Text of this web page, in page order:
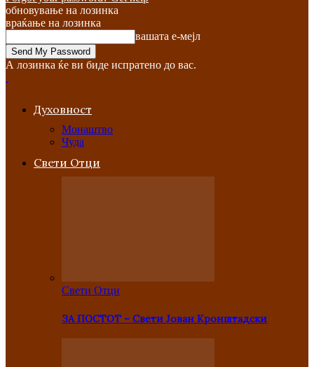
обновување на лозинка
враќање на лозинка
вашата е-мејл
А лозинка ќе ви биде испратено до вас.
Духовност
Монаштво
Чуда
Свети Отци
Свети Отци
ЗА ПОСТОТ – Свети Јован Кронштадски